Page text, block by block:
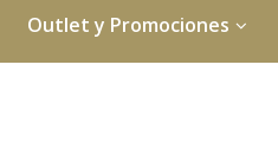
Outlet y Promociones